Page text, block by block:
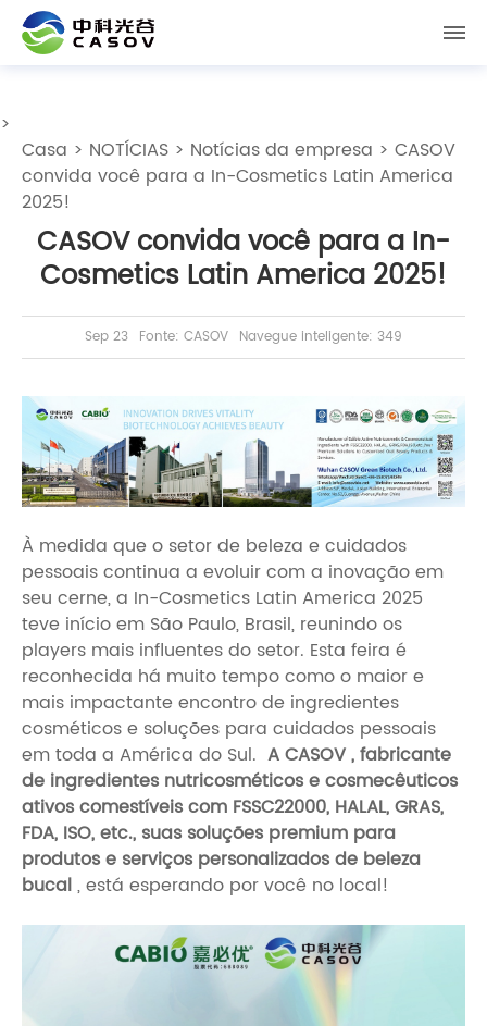
>
Casa > NOTÍCIAS > Notícias da empresa > CASOV
convida você para a In-Cosmetics Latin America
2025!
CASOV convida você para a In-
Cosmetics Latin America 2025!
Sep 23 Fonte: CASOV Navegue inteligente: 349
À medida que o setor de beleza e cuidados
pessoais continua a evoluir com a inovação em
seu cerne, a In-Cosmetics Latin America 2025
teve início em São Paulo, Brasil, reunindo os
players mais influentes do setor. Esta feira é
reconhecida há muito tempo como o maior e
mais impactante encontro de ingredientes
cosméticos e soluções para cuidados pessoais
em toda a América do Sul. A CASOV,fabricante
de ingredientes nutricosméticos e cosmecêuticos
ativos comestíveiscom FSSC22000, HALAL, GRAS,
FDA, ISO, etc., suas soluções premium para
produtos e serviços personalizados de beleza
bucal, está esperando por você no local!